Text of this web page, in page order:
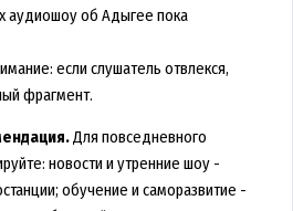
аудиошоу об Адыгее пока
если слушатель отвлекся,
фрагмент.
Для повседневного
новости и утренние шоу -
обучение и саморазвитие -